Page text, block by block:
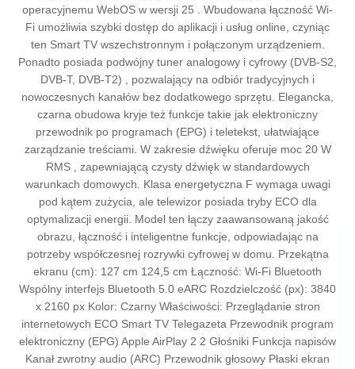
operacyjnemu WebOS w wersji 25 . Wbudowana łączność Wi-
Fi umożliwia szybki dostęp do aplikacji i usług online, czyniąc
ten Smart TV wszechstronnym i połączonym urządzeniem.
Ponadto posiada podwójny tuner analogowy i cyfrowy (DVB-S2,
DVB-T, DVB-T2) , pozwalający na odbiór tradycyjnych i
nowoczesnych kanałów bez dodatkowego sprzętu. Elegancka,
czarna obudowa kryje też funkcje takie jak elektroniczny
przewodnik po programach (EPG) i teletekst, ułatwiające
zarządzanie treściami. W zakresie dźwięku oferuje moc 20 W
RMS , zapewniającą czysty dźwięk w standardowych
warunkach domowych. Klasa energetyczna F wymaga uwagi
pod kątem zużycia, ale telewizor posiada tryby ECO dla
optymalizacji energii. Model ten łączy zaawansowaną jakość
obrazu, łączność i inteligentne funkcje, odpowiadając na
potrzeby współczesnej rozrywki cyfrowej w domu. Przekątna
ekranu (cm): 127 cm 124,5 cm Łączność: Wi-Fi Bluetooth
Wspólny interfejs Bluetooth 5.0 eARC Rozdzielczość (px): 3840
x 2160 px Kolor: Czarny Właściwości: Przeglądanie stron
internetowych ECO Smart TV Telegazeta Przewodnik program
elektroniczny (EPG) Apple AirPlay 2 2 Głośniki Funkcja napisów
Kanał zwrotny audio (ARC) Przewodnik głosowy Płaski ekran